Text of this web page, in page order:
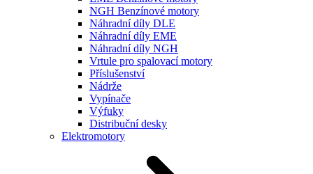
NGH Benzínové motory
Náhradní díly DLE
Náhradní díly EME
Náhradní díly NGH
Vrtule pro spalovací motory
Příslušenství
Nádrže
Vypínače
Výfuky
Distribuční desky
Elektromotory